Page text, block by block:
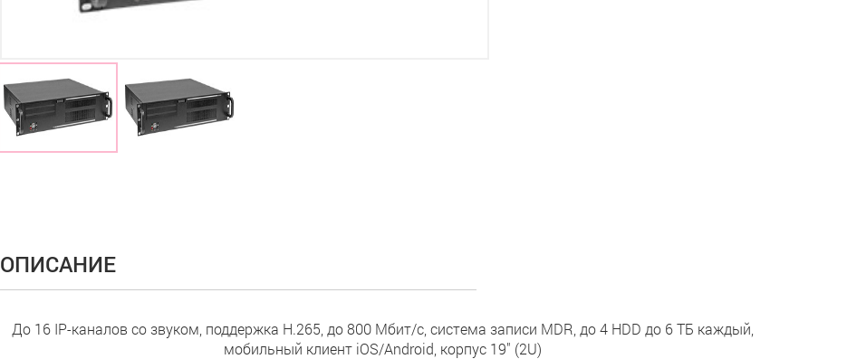
ОПИСАНИЕ
До 16 IP-каналов со звуком, поддержка Н.265, до 800 Мбит/с, система записи MDR, до 4 HDD до 6 ТБ каждый,
мобильный клиент iOS/Android, корпус 19" (2U)